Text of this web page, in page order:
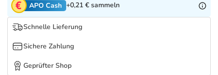
Tierapotheke
Salus Deals
APO Cash +0,21 € sammeln
Schnelle Lieferung
Sichere Zahlung
Geprüfter Shop